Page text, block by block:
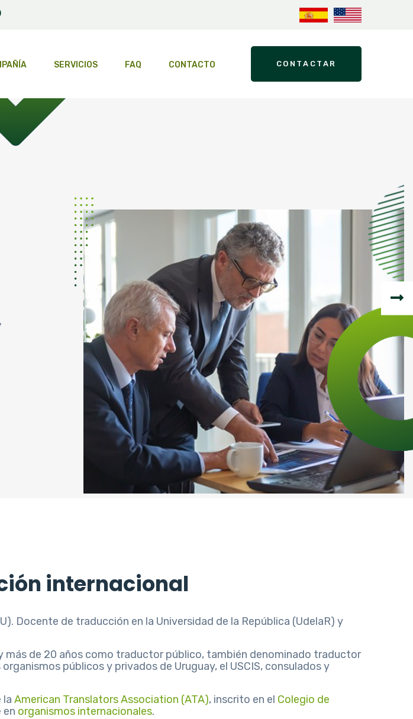
SERVICIOS FAQ CONTACTO CONTACTAR
internacional
Docente de traducción en la Universidad de la República (UdelaR) y
de 20 años como traductor público, también denominado traductor
públicos y privados de Uruguay, el USCIS, consulados y
la American Translators Association (ATA), inscrito en el Colegio de
en organismos internacionales.